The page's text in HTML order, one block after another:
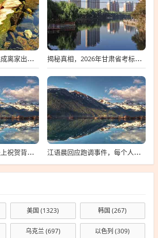
小学生寒假作业未完成离家出走，深度探究背后的原因与应对策略 揭秘真相，2026年甘肃省考标准答案不实传闻背后的真相探索
王楚钦向张本智和送上祝贺背后的故事 江语晨回应跑调事件，每个人都有失误，理解并接纳是关键
美国 (1323) 韩国 (267)
乌克兰(697) 以色列 (309)